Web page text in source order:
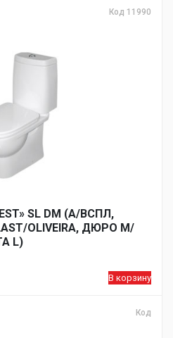
Код 11990
SL DM (А/ВСПЛ,
OLIVEIRA, ДЮРО М/
L)
В корзину
Код